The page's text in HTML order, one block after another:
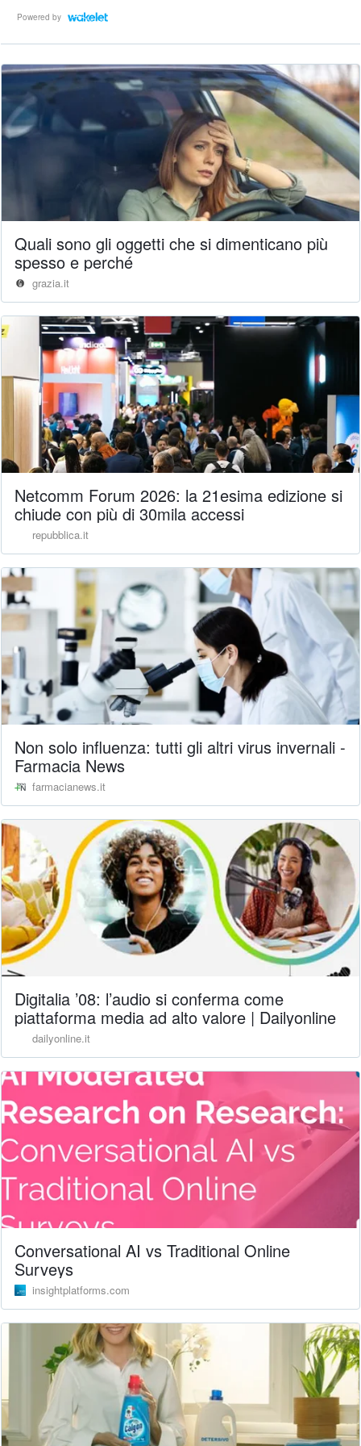
Powered by
Quali sono gli oggetti che si dimenticano più
spesso e perché
grazia.it
Netcomm Forum 2026: la 21esima edizione si
chiude con più di 30mila accessi
repubblica.it
Non solo influenza: tutti gli altri virus invernali -
Farmacia News
farmacianews.it
Digitalia ’08: l’audio si conferma come
piattaforma media ad alto valore | Dailyonline
dailyonline.it
Conversational AI vs Traditional Online
Surveys
insightplatforms.com